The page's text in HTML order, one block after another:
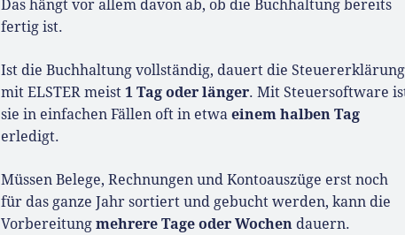
Das hängt vor allem davon ab, ob die Buchhaltung bereits
fertig ist.
Ist die Buchhaltung vollständig, dauert die Steuererklärung
mit ELSTER meist 1 Tag oder länger. Mit Steuersoftware
sie in einfachen Fällen oft in etwa einem halben Tag
erledigt.
Müssen Belege, Rechnungen und Kontoauszüge erst noch
für das ganze Jahr sortiert und gebucht werden, kann die
Vorbereitung mehrere Tage oder Wochendauern.